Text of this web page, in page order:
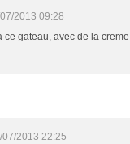
2013 09:28
ce gateau, avec de la
07/2013 22:25